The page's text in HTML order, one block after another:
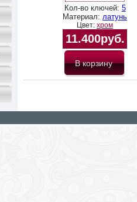
Кол-во ключей: 5
Материал: латунь
Цвет: хром
11.400руб.